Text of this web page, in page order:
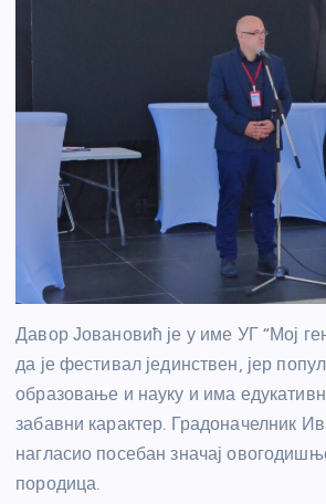
Давор Јовановић је у име УГ “Мој
да је фестивал јединствен, јер
образовање и науку и има
забавни карактер. Градоначелник
нагласио посебан значај
породица.